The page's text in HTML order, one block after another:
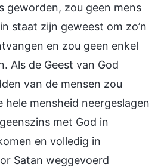
geworden, zou geen mens
staat zijn geweest om zo’n
en zou geen enkel
Als de Geest van God
van de mensen zou
hele mensheid neergeslagen
met God in
en volledig in
Satan weggevoerd